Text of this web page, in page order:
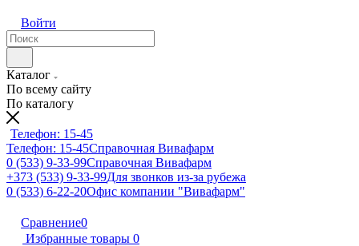
Войти
Каталог
По всему сайту
По каталогу
Телефон: 15-45
Телефон: 15-45Справочная Вивафарм
0 (533) 9-33-99Справочная Вивафарм
+373 (533) 9-33-99Для звонков из-за рубежа
0 (533) 6-22-20Офис компании "Вивафарм"
Сравнение0
Избранные товары 0